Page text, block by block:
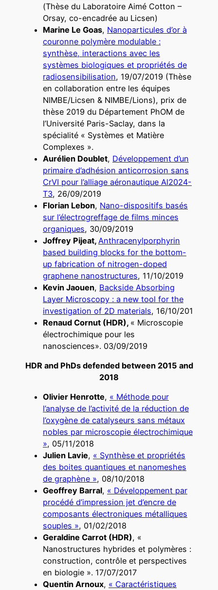
(Thèse du Laboratoire Aimé Cotton –
Orsay, co-encadrée au Licsen)
Marine Le Goas, Nanoparticules d’or à
couronne polymère modulable :
synthèse, interactions avec les
systèmes biologiques et propriétés de
radiosensibilisation, 19/07/2019 (Thèse
en collaboration entre les équipes
NIMBE/Licsen & NIMBE/Lions), prix de
thèse 2019 du Département PhOM de
l’Université Paris-Saclay, dans la
spécialité « Systèmes et Matière
Complexes ».
Aurélien Doublet, Développement d’un
primaire d’adhésion anticorrosion sans
CrVI pour l’alliage aéronautique Al2024-
T3, 26/09/2019
Florian Lebon, Nano-dispositifs basés
sur l’électrogreffage de films minces
organiques, 30/09/2019
Joffrey Pijeat, Anthracenylporphyrin
based building blocks for the bottom-
up fabrication of nitrogen-doped
graphene nanostructures, 11/10/2019
Kevin Jaouen, Backside Absorbing
Layer Microscopy : a new tool for the
investigation of 2D materials, 16/10/201
Renaud Cornut (HDR), « Microscopie
électrochimique pour les
nanosciences». 03/09/2019
HDR and PhDs defended between 2015 and
2018
Olivier Henrotte, « Méthode pour
l’analyse de l’activité de la réduction de
l’oxygène de catalyseurs sans métaux
nobles par microscopie électrochimique
», 05/11/2018
Julien Lavie, « Synthèse et propriétés
des boites quantiques et nanomeshes
de graphène », 08/10/2018
Geoffrey Barral, « Développement par
procédé d’impression jet d’encre de
composants électroniques métalliques
souples », 01/02/2018
Geraldine Carrot (HDR), «
Nanostructures hybrides et polymères :
construction, contrôle et perspectives
en biologie ». 17/07/2017
Quentin Arnoux, « Caractéristiques